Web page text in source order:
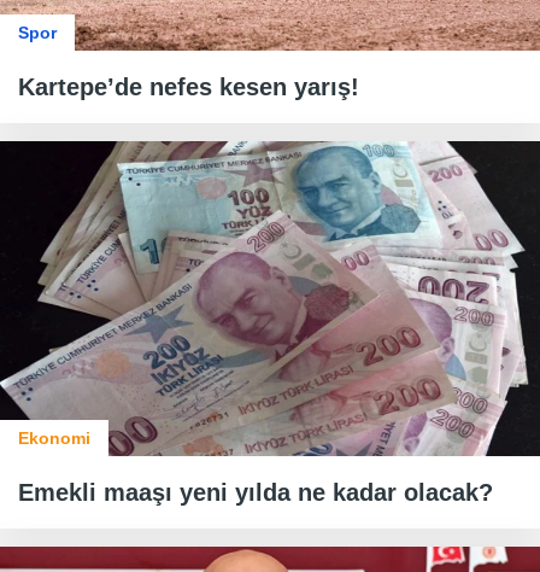
Spor
Kartepe’de nefes kesen yarış!
Ekonomi
Emekli maaşı yeni yılda ne kadar olacak?